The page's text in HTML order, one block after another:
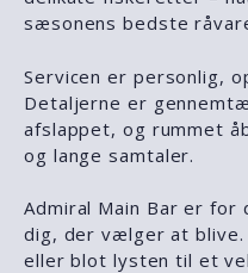
sæsonens bedste
Servicen er personlig,
Detaljerne er
afslappet, og rummet
og lange samtaler.
Admiral Main Bar er
dig, der vælger at
eller blot lysten til et